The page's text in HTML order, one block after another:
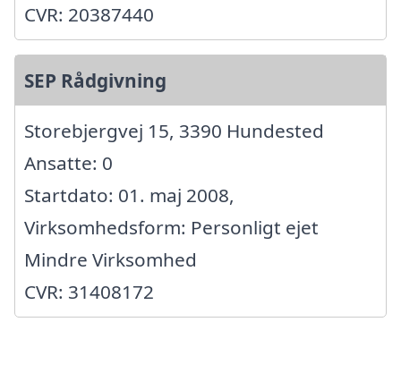
CVR: 20387440
SEP Rådgivning
Storebjergvej 15, 3390 Hundested
Ansatte: 0
Startdato: 01. maj 2008,
Virksomhedsform: Personligt ejet
Mindre Virksomhed
CVR: 31408172